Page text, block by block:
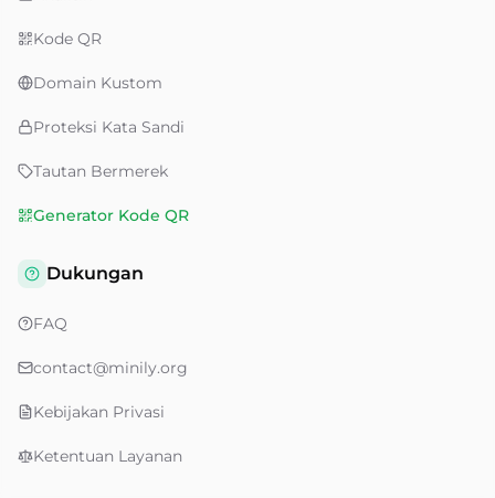
Kode QR
Domain Kustom
Proteksi Kata Sandi
Tautan Bermerek
Generator Kode QR
Dukungan
FAQ
contact@minily.org
Kebijakan Privasi
Ketentuan Layanan